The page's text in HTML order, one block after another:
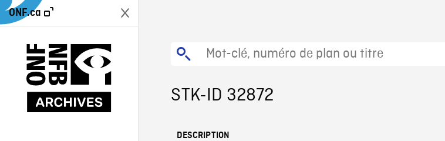
ONF.ca
STK-ID 32872
DESCRIPTION